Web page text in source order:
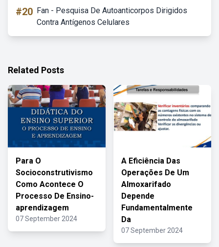
#20 Fan - Pesquisa De Autoanticorpos Dirigidos
Contra Antígenos Celulares
Related Posts
Para O
Socioconstrutivismo
Como Acontece O
Processo De Ensino-
aprendizagem
07 September 2024
A Eficiência Das
Operações De Um
Almoxarifado
Depende
Fundamentalmente
Da
07 September 2024